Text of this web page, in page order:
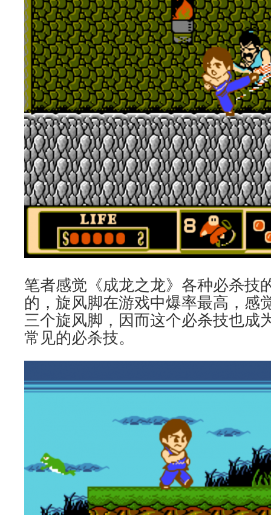
笔者感觉《成龙之龙》各种必杀技
的，旋风脚在游戏中爆率最高，感
三个旋风脚，因而这个必杀技也成
常见的必杀技。